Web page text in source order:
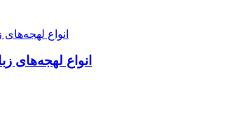
انواع لهجه‌های